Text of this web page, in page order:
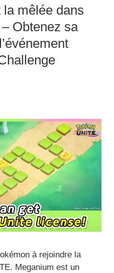
mêlée dans
Obtenez sa
à rejoindre la
Meganium est un